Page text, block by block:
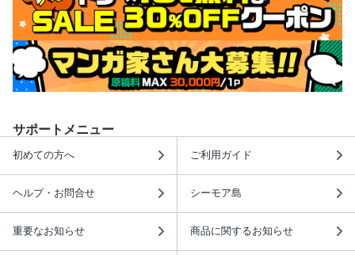
サポートメニュー
初めての方へ ご利用ガイド
ヘルプ・お問合せ シーモア島
重要なお知らせ 商品に関するお知らせ